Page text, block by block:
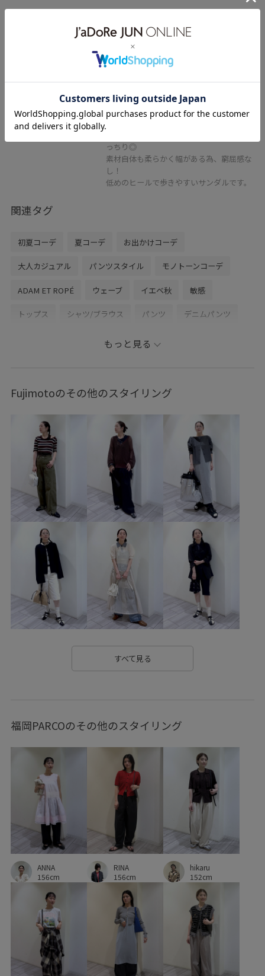
50%OFF
アウトレット
ADAM ET ROPÉ FEMME
スクエアミュール
ブラウン / 23.5
¥7,700
レビュー
っちり◎
素材自体も柔らかく幅がある為、窮屈感な
し！
低めのヒールで歩きやすいサンダルです。
関連タグ
初夏コーデ 夏コーデ お出かけコーデ
大人カジュアル パンツスタイル モノトーンコーデ
ADAM ET ROPÉ ウェーブ イエベ秋 敏感
トップス シャツ/ブラウス パンツ デニムパンツ
ショルダーバッグ
GAE06050 GAX86050 2026ceremonybi
Exclusive_GW NEEDBY NOMARHYTHM TEXTILE
onepiece_pickup Tシャツ ふくらみ
ふっくら アダムオールインワン オブジェ
オープンエンド糸 キャミソール シアー シアー感
シャツ シープレザー ジャケット
ジャージ ジャージ素材 スッキリ
デイリーで活躍 ドロストデザイン ニュアンスがある
ハイゲージ ハイライズ バランスが良い バンダナ
フェイクレザー プリントTシャツ ベルト ベーシック
ポリエステル100%
ロングスリーブ ヴィンテージ ヴィンテージ感
伸縮性 保温性 光沢感 別注アイテム 天竺
安定感のあるヒール 家具 快適
折りたたみ傘 美シルエット 股上深め
透け感 透明感 通気性 長財布
もっと見る
Fujimotoのその他のスタイリング
すべて見る
福岡PARCOのその他のスタイリング
ANNA
156cm
RINA
156cm
hikaru
152cm